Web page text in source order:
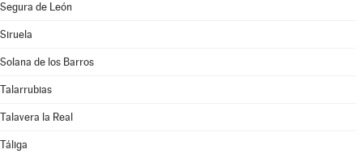
Segura de León
Siruela
Solana de los Barros
Talarrubias
Talavera la Real
Táliga